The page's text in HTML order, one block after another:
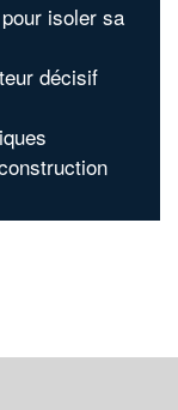
isoler sa
décisif